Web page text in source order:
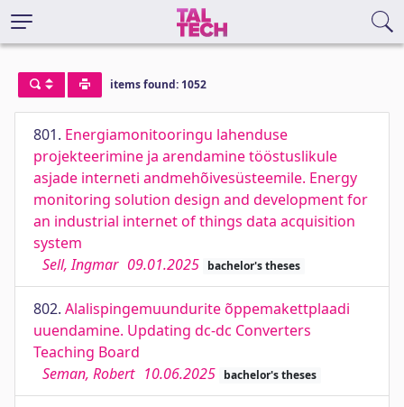
items found: 1052
801. Energiamonitooringu lahenduse
projekteerimine ja arendamine tööstuslikule
asjade interneti andmehõivesüsteemile. Energy
monitoring solution design and development for
an industrial internet of things data acquisition
system
Sell, Ingmar 09.01.2025 bachelor's theses
802. Alalispingemuundurite õppemakettplaadi
uuendamine. Updating dc-dc Converters
Teaching Board
Seman, Robert 10.06.2025 bachelor's theses